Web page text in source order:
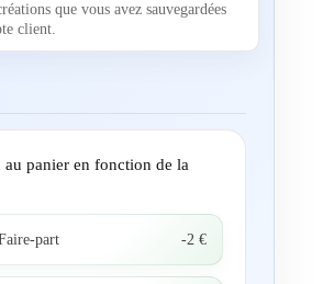
que vous avez sauvegardées
client.
au panier en fonction de la
part -2 €